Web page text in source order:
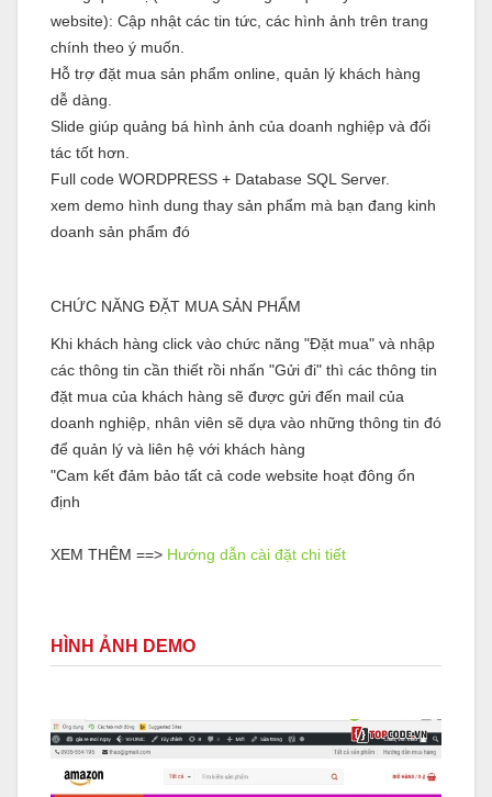
website): Cập nhật các tin tức, các hình ảnh trên trang
chính theo ý muốn.
Hỗ trợ đặt mua sản phẩm online, quản lý khách hàng
dễ dàng.
Slide giúp quảng bá hình ảnh của doanh nghiệp và đối
tác tốt hơn.
Full code WORDPRESS + Database SQL Server.
xem demo hình dung thay sản phẩm mà bạn đang kinh
doanh sản phẩm đó
CHỨC NĂNG ĐẶT MUA SẢN PHẨM
Khi khách hàng click vào chức năng "Đặt mua" và nhập
các thông tin cần thiết rồi nhấn "Gửi đi" thì các thông tin
đặt mua của khách hàng sẽ được gửi đến mail của
doanh nghiệp, nhân viên sẽ dựa vào những thông tin đó
để quản lý và liên hệ với khách hàng
"Cam kết đảm bảo tất cả code website hoạt đông ổn
định
XEM THÊM ==> Hướng dẫn cài đặt chi tiết
HÌNH ẢNH DEMO